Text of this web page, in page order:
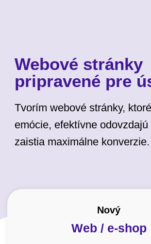
Webové stránky
pripravené pre
Tvorím webové stránky,
emócie, efektívne
zaistia maximálne konverzie.
Nový
Web / e-shop